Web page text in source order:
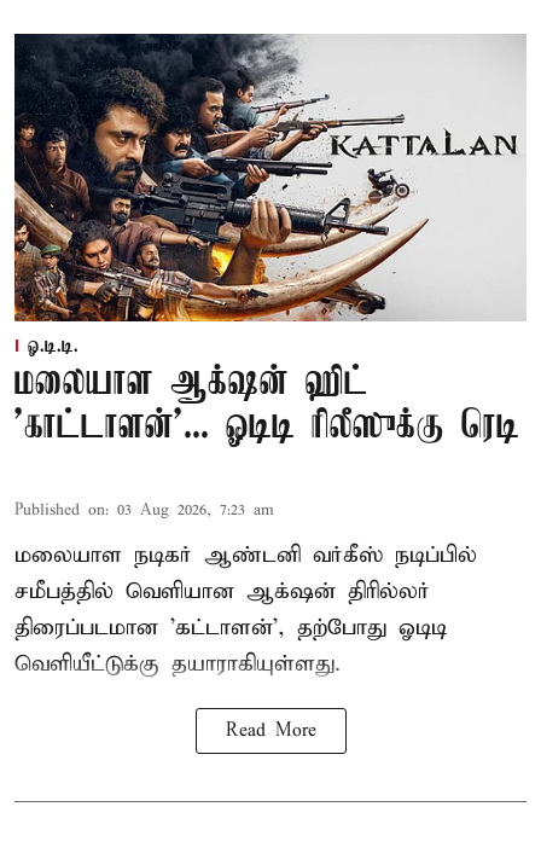
ஓ.டி.டி.
மலையாள ஆக்‌ஷன் ஹிட்
'காட்டாளன்'... ஓடிடி ரிலீஸுக்கு ரெடி
Published on: 03 Aug 2026, 7:23 am
மலையாள நடிகர் ஆண்டனி வர்கீஸ் நடிப்பில்
சமீபத்தில் வெளியான ஆக்‌ஷன் திரில்லர்
திரைப்படமான 'கட்டாளன்', தற்போது ஓடிடி
வெளியீட்டுக்கு தயாராகியுள்ளது.
Read More